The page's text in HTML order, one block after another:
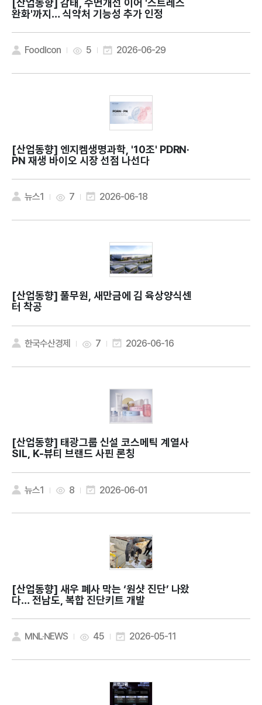
[산업동향]
완화'까지… 식약처 기능성 추가 인정
FoodIcon 5 2026-06-29
[산업동향]
PN 재생 바이오 시장 선점 나선다
뉴스1 7 2026-06-18
[산업동향]
터 착공
한국수산경제 7 2026-06-16
[산업동향]
SIL, K-뷰티 브랜드 사핀 론칭
뉴스1 8 2026-06-01
[산업동향]
다… 전남도, 복합 진단키트 개발
MNL·NEWS 45 2026-05-11